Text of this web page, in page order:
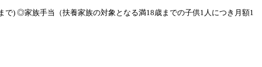
) ◎家族手当（扶養家族の対象となる満18歳までの子供1人につき月額1